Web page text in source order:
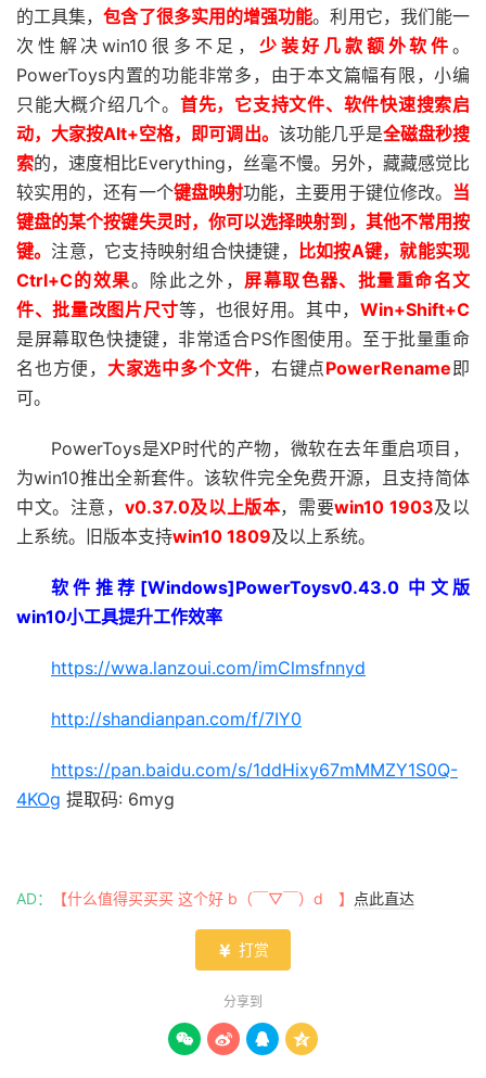
的工具集，包含了很多实用的增强功能。利用它，我们能一
次性解决win10很多不足， 少装好几款额外软件。
PowerToys内置的功能非常多，由于本文篇幅有限，小编
只能大概介绍几个。 首先，它支持文件、软件快速搜索启
动，大家按Alt+空格，即可调出。 该功能几乎是全磁盘秒搜
索的，速度相比Everything，丝毫不慢。另外，藏藏感觉比
较实用的，还有一个键盘映射功能，主要用于键位修改。 当
键盘的某个按键失灵时，你可以选择映射到，其他不常用按
键。 注意，它支持映射组合快捷键， 比如按A键，就能实现
Ctrl+C的效果。除此之外， 屏幕取色器、批量重命名文
件、批量改图片尺寸等，也很好用。其中，Win+Shift+C
是屏幕取色快捷键，非常适合PS作图使用。至于批量重命
名也方便， 大家选中多个文件，右键点PowerRename即
可。
PowerToys是XP时代的产物，微软在去年重启项目，
为win10推出全新套件。该软件完全免费开源，且支持简体
中文。注意， v0.37.0及以上版本，需要win10 1903及以
上系统。旧版本支持win10 1809及以上系统。
软件推荐[Windows]PowerToysv0.43.0 中文版
win10小工具提升工作效率
https://wwa.lanzoui.com/imClmsfnnyd
http://shandianpan.com/f/7IY0
https://pan.baidu.com/s/1ddHixy67mMMZY1S0Q-
4KOg 提取码: 6myg
AD： 【什么值得买买买 这个好 b（￣▽￣）d 】 点此直达
 打赏
分享到
   